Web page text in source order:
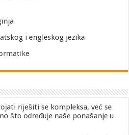
i engleskog jezika
riješiti se kompleksa, već se
što određuje naše ponašanje u